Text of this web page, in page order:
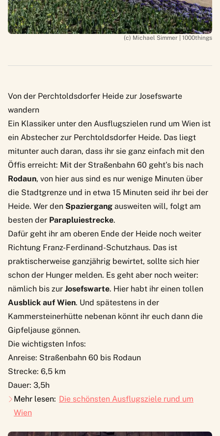
(c) Michael Simmer | 1000things
Von der Perchtoldsdorfer Heide zur Josefswarte
wandern
Ein Klassiker unter den Ausflugszielen rund um Wien ist
ein Abstecher zur Perchtoldsdorfer Heide. Das liegt
mitunter auch daran, dass ihr sie ganz einfach mit den
Öffis erreicht: Mit der Straßenbahn 60 geht’s bis nach
Rodaun, von hier aus sind es nur wenige Minuten über
die Stadtgrenze und in etwa 15 Minuten seid ihr bei der
Heide. Wer den Spaziergang ausweiten will, folgt am
besten der Parapluiestrecke.
Dafür geht ihr am oberen Ende der Heide noch weiter
Richtung Franz-Ferdinand-Schutzhaus. Das ist
praktischerweise ganzjährig bewirtet, sollte sich hier
schon der Hunger melden. Es geht aber noch weiter:
nämlich bis zur Josefswarte. Hier habt ihr einen tollen
Ausblick auf Wien. Und spätestens in der
Kammersteinerhütte nebenan könnt ihr euch dann die
Gipfeljause gönnen.
Die wichtigsten Infos:
Anreise: Straßenbahn 60 bis Rodaun
Strecke: 6,5 km
Dauer: 3,5h
Mehr lesen: Die schönsten Ausflugsziele rund um
Wien